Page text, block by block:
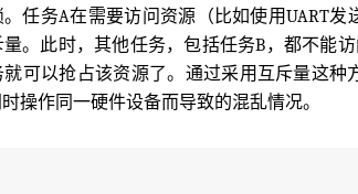
任务A在需要访问资源（比如使用UART
。此时，其他任务，包括任务B，都不能
可以抢占该资源了。通过采用互斥量这
操作同一硬件设备而导致的混乱情况。